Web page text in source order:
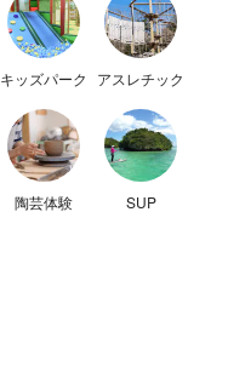
キッズパーク アスレチック
陶芸体験 SUP